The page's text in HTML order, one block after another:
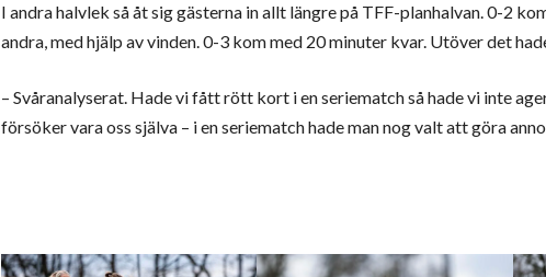
I andra halvlek så åt sig gästerna in allt längre på TFF-planhalvan. 0-2
andra, med hjälp av vinden. 0-3 kom med 20 minuter kvar. Utöver det
– Svåranalyserat. Hade vi fått rött kort i en seriematch så hade vi inte
försöker vara oss själva – i en seriematch hade man nog valt att göra